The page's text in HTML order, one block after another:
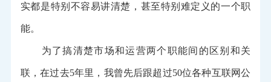
实都是特别不容易讲清楚，甚至特别难定义的一个职
能。
为了搞清楚市场和运营两个职能间的区别和关
联，在过去5年里，我曾先后跟超过50位各种互联网公